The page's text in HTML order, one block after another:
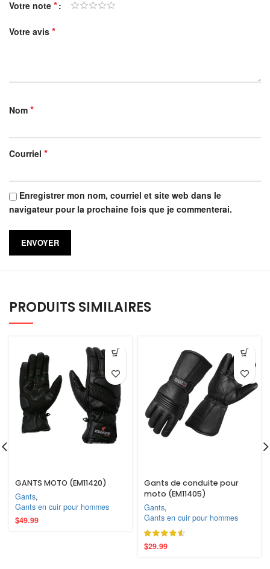
Votre note *
Votre avis *
Nom *
Courriel *
Enregistrer mon nom, courriel et site web dans le
navigateur pour la prochaine fois que je commenterai.
PRODUITS SIMILAIRES
GANTS MOTO (EM11420)
Gants,
Gants en cuir pour hommes
$49.99
Gants de conduite pour
moto (EM11405)
Gants,
Gants en cuir pour hommes
$29.99